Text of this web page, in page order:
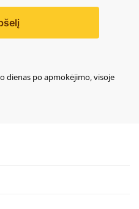
dienas po apmokėjimo, visoje